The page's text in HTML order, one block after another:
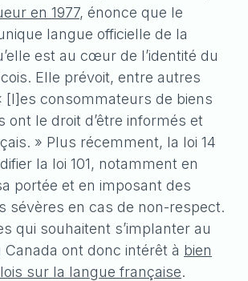
en 1977, énonce que le
langue officielle de la
est au cœur de l’identité du
Elle prévoit, entre autres
[l]es consommateurs de biens
ont le droit d’être informés et
» Plus récemment, la loi 14
la loi 101, notamment en
portée et en imposant des
sévères en cas de non-respect.
qui souhaitent s’implanter au
Canada ont donc intérêt à bien
sur la langue française.